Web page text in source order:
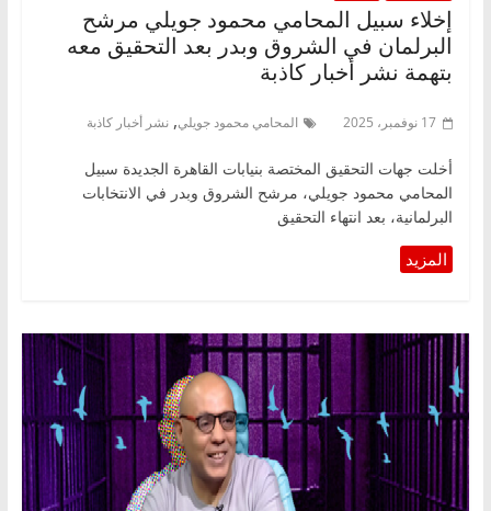
إخلاء سبيل المحامي محمود جويلي مرشح
البرلمان في الشروق وبدر بعد التحقيق معه
بتهمة نشر أخبار كاذبة
17 نوفمبر، 2025 المحامي محمود جويلي, نشر أخبار كاذبة
أخلت جهات التحقيق المختصة بنيابات القاهرة الجديدة سبيل
المحامي محمود جويلي، مرشح الشروق وبدر في الانتخابات
البرلمانية، بعد انتهاء التحقيق